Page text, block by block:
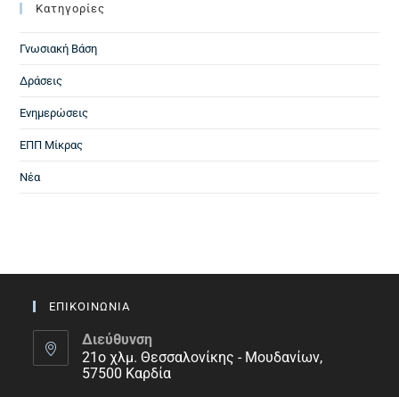
Kατηγορίες
Γνωσιακή Βάση
Δράσεις
Ενημερώσεις
ΕΠΠ Μίκρας
Νέα
ΕΠΙΚΟΙΝΩΝΙΑ
Διεύθυνση
21ο χλμ. Θεσσαλονίκης - Μουδανίων,
57500 Καρδία